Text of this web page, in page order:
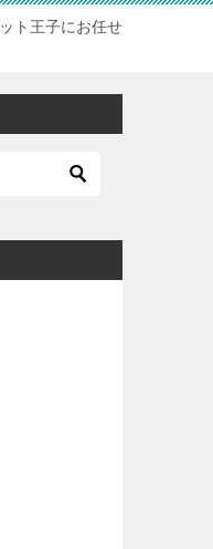
ト王子にお任せ